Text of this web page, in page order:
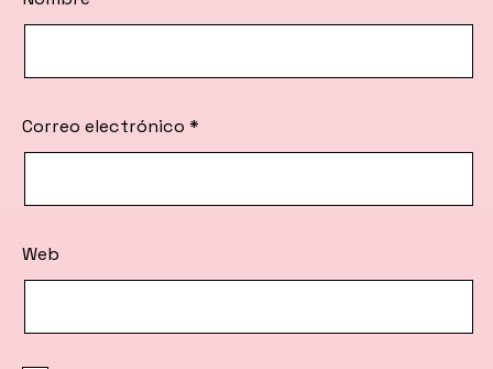
Correo electrónico *
Web